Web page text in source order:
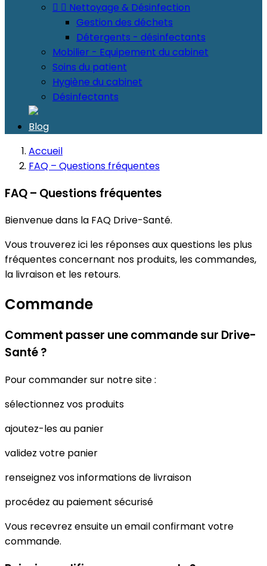
  Nettoyage & Désinfection
Gestion des déchets
Détergents - désinfectants
Mobilier - Equipement du cabinet
Soins du patient
Hygiène du cabinet
Désinfectants
Blog
Accueil
FAQ – Questions fréquentes
FAQ – Questions fréquentes
Bienvenue dans la FAQ Drive-Santé.
Vous trouverez ici les réponses aux questions les plus
fréquentes concernant nos produits, les commandes,
la livraison et les retours.
Commande
Comment passer une commande sur Drive-
Santé ?
Pour commander sur notre site :
sélectionnez vos produits
ajoutez-les au panier
validez votre panier
renseignez vos informations de livraison
procédez au paiement sécurisé
Vous recevrez ensuite un email confirmant votre
commande.